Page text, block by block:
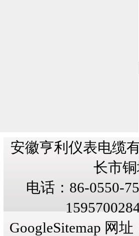
安徽亨利仪表电缆
长市
电话：86-0550-
GoogleSitemap 网址